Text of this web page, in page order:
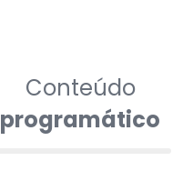
Conteúdo
programático